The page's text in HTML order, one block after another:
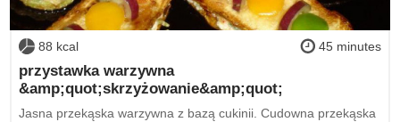
88 kcal 45 minutes
przystawka warzywna
&amp;quot;skrzyżowanie&amp;quot;
Jasna przekąska warzywna z bazą cukinii. Cudowna przekąska